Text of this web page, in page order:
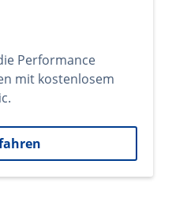
Performance
mit kostenlosem